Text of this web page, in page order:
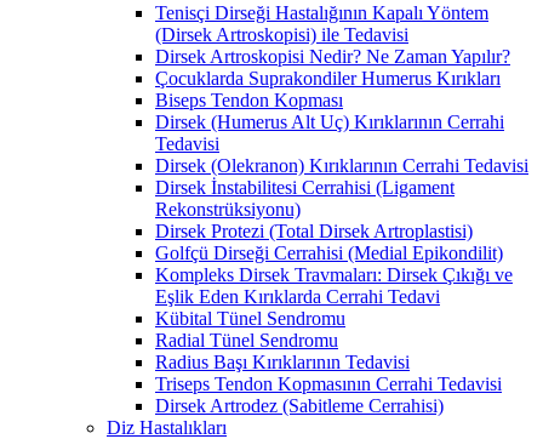
Tenisçi Dirseği Hastalığının Kapalı Yöntem
(Dirsek Artroskopisi) ile Tedavisi
Dirsek Artroskopisi Nedir? Ne Zaman Yapılır?
Çocuklarda Suprakondiler Humerus Kırıkları
Biseps Tendon Kopması
Dirsek (Humerus Alt Uç) Kırıklarının Cerrahi
Tedavisi
Dirsek (Olekranon) Kırıklarının Cerrahi Tedavisi
Dirsek İnstabilitesi Cerrahisi (Ligament
Rekonstrüksiyonu)
Dirsek Protezi (Total Dirsek Artroplastisi)
Golfçü Dirseği Cerrahisi (Medial Epikondilit)
Kompleks Dirsek Travmaları: Dirsek Çıkığı ve
Eşlik Eden Kırıklarda Cerrahi Tedavi
Kübital Tünel Sendromu
Radial Tünel Sendromu
Radius Başı Kırıklarının Tedavisi
Triseps Tendon Kopmasının Cerrahi Tedavisi
Dirsek Artrodez (Sabitleme Cerrahisi)
Diz Hastalıkları